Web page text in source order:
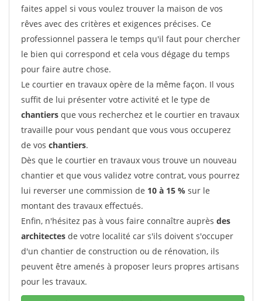
faites appel si vous voulez trouver la maison de vos
rêves avec des critères et exigences précises. Ce
professionnel passera le temps qu'il faut pour chercher
le bien qui correspond et cela vous dégage du temps
pour faire autre chose.
Le courtier en travaux opère de la même façon. Il vous
suffit de lui présenter votre activité et le type de
chantiers que vous recherchez et le courtier en travaux
travaille pour vous pendant que vous vous occuperez
de vos chantiers.
Dès que le courtier en travaux vous trouve un nouveau
chantier et que vous validez votre contrat, vous pourrez
lui reverser une commission de 10 à 15 % sur le
montant des travaux effectués.
Enfin, n'hésitez pas à vous faire connaître auprès des
architectes de votre localité car s'ils doivent s'occuper
d'un chantier de construction ou de rénovation, ils
peuvent être amenés à proposer leurs propres artisans
pour les travaux.